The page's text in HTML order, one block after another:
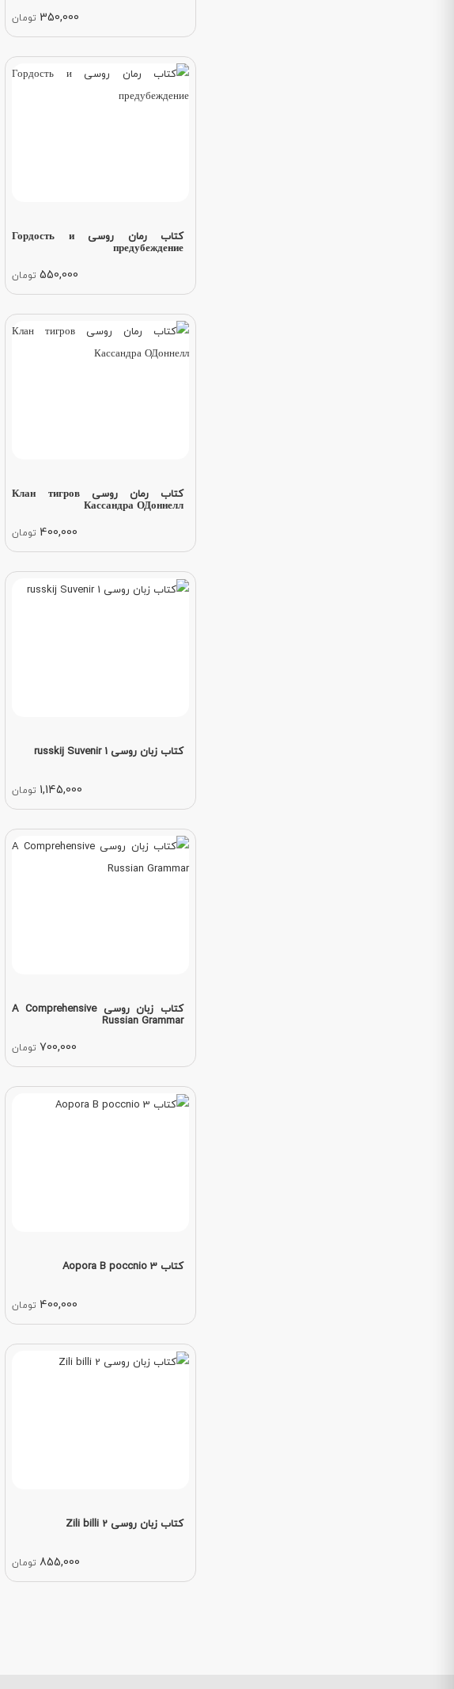
350,000 تومان
کتاب رمان روسی Гордость и
предубеждение
550,000 تومان
کتاب رمان روسی Клан тигров
Кассандра ОДоннелл
400,000 تومان
کتاب زبان روسی russkij Suvenir 1
1,145,000 تومان
کتاب زبان روسی A Comprehensive
Russian Grammar
700,000 تومان
کتاب Aopora B poccnio 3
400,000 تومان
کتاب زبان روسی Zili billi 2
855,000 تومان